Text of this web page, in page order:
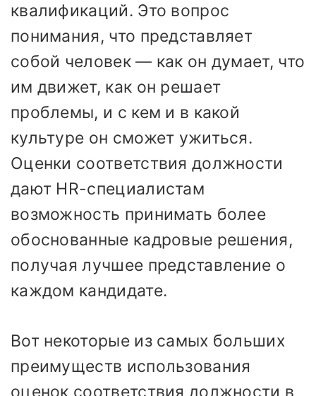
квалификаций. Это вопрос
понимания, что представляет
собой человек — как он думает, что
им движет, как он решает
проблемы, и с кем и в какой
культуре он сможет ужиться.
Оценки соответствия должности
дают HR-специалистам
возможность принимать более
обоснованные кадровые решения,
получая лучшее представление о
каждом кандидате.
Вот некоторые из самых больших
преимуществ использования
оценок соответствия должности в